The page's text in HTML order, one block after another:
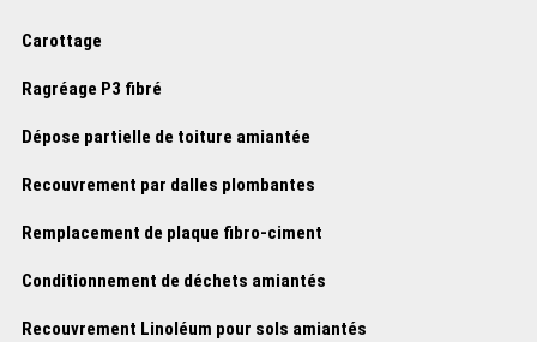
Carottage
Ragréage P3 fibré
Dépose partielle de toiture amiantée
Recouvrement par dalles plombantes
Remplacement de plaque fibro-ciment
Conditionnement de déchets amiantés
Recouvrement Linoléum pour sols amiantés